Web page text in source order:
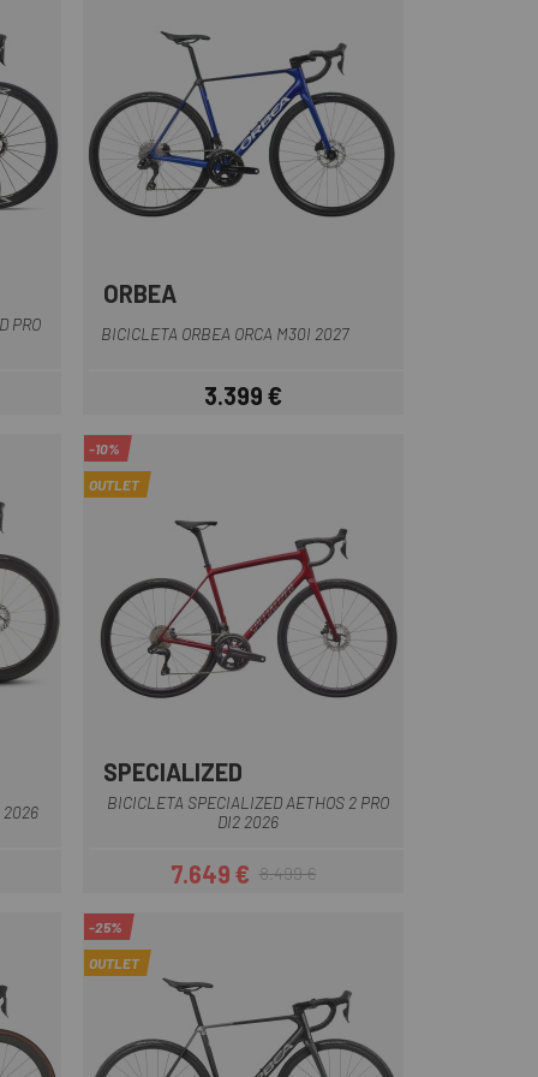
PRO
ORBEA
BICICLETA ORBEA ORCA M30I 2027
Precio
3.399 €
2026
Rojo
-10%
OUTLET
SPECIALIZED
BICICLETA SPECIALIZED AETHOS 2 PRO
DI2 2026
Precio
7.649 €Precio regular
8.499 €
-25%
OUTLET